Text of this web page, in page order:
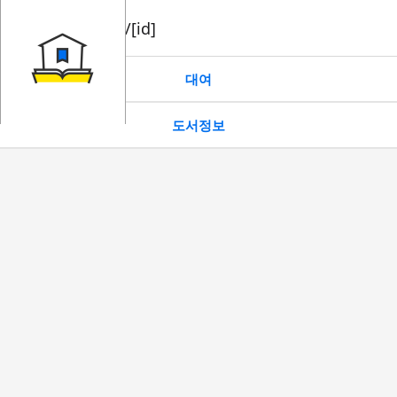
book/rent/[id]
대여
도서정보